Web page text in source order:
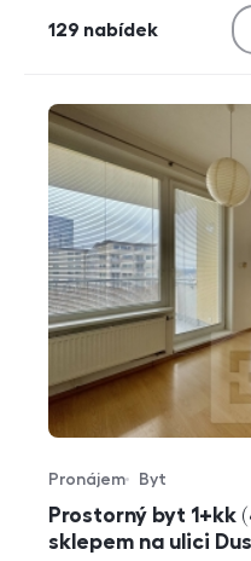
129 nabídek
Prostorný byt 1+kk
sklepem na ulici
Typ nabídky
Pronájem
Typ nemovitosti
Byt